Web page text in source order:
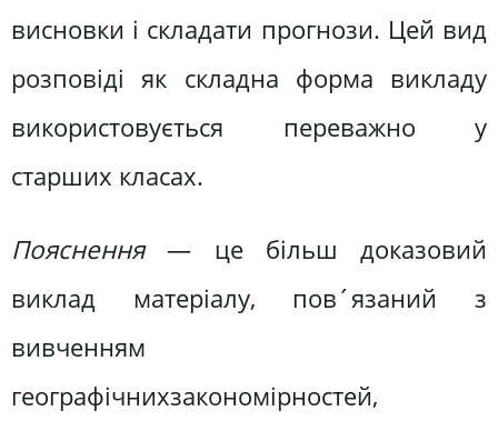
висновки і складати прогнози. Цей вид
розповіді як складна форма викладу
використовується переважно у
старших класах.
Пояснення— це більш доказовий
виклад матеріалу, пов´язаний з
вивченням
географічнихзакономірностей,